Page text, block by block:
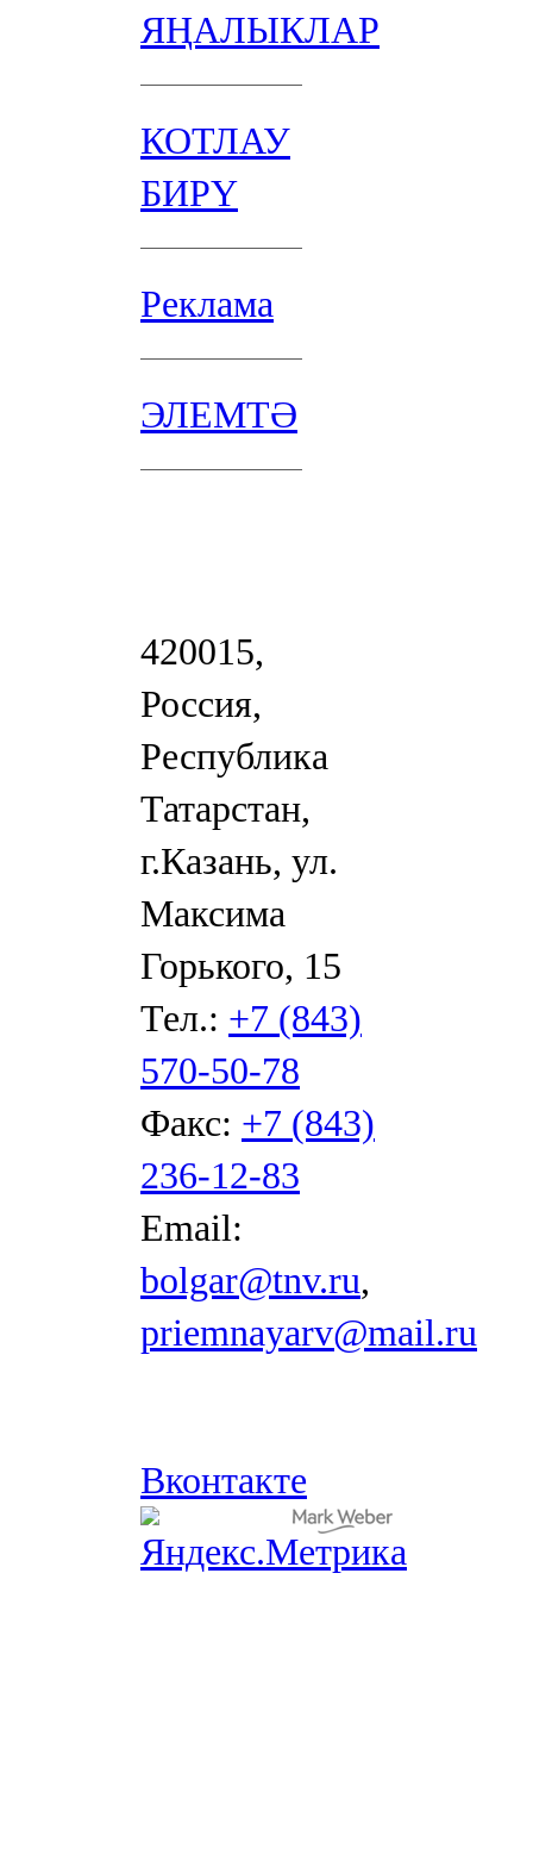
ЯҢАЛЫКЛАР
КОТЛАУ
БИРҮ
Реклама
ЭЛЕМТӘ
420015,
Россия,
Республика
Татарстан,
г.Казань, ул.
Максима
Горького, 15
Тел.: +7 (843)
570-50-78
Факс: +7 (843)
236-12-83
Email:
bolgar@tnv.ru,
priemnayarv@mail.ru
Вконтакте